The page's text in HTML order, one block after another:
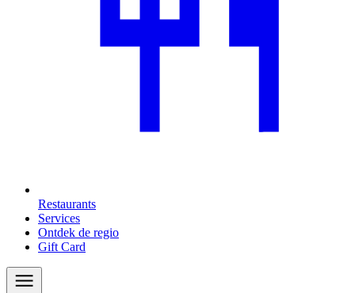
Restaurants
Services
Ontdek de regio
Gift Card